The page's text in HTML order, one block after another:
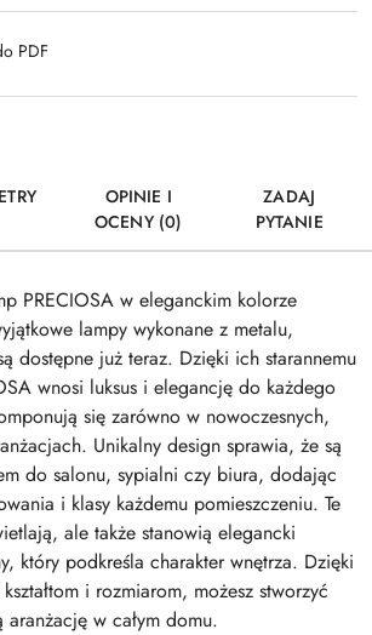
PDF
OPINIE I
OCENY (0)
ZADAJ
PYTANIE
PRECIOSA w eleganckim kolorze
lampy wykonane z metalu,
dostępne już teraz. Dzięki ich starannemu
wnosi luksus i elegancję do każdego
się zarówno w nowoczesnych,
Unikalny design sprawia, że są
do salonu, sypialni czy biura, dodając
i klasy każdemu pomieszczeniu. Te
ale także stanowią elegancki
który podkreśla charakter wnętrza. Dzięki
i rozmiarom, możesz stworzyć
w całym domu.